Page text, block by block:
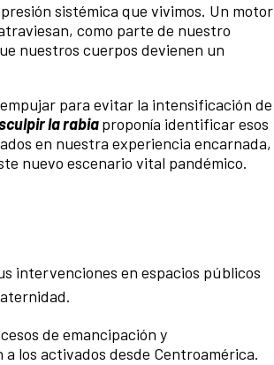
sistémica que vivimos. Un motor
como parte de nuestro
nuestros cuerpos devienen un
para evitar la intensificación de
la rabiaproponía identificar esos
en nuestra experiencia encarnada,
nuevo escenario vital pandémico.
intervenciones en espacios públicos
de emancipación y
los activados desde Centroamérica.